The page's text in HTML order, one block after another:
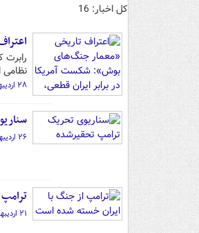
کل اخبار: 16
۲۸ اردیبهشت ۰۵ - ۰۸:۲۷
۲۶ اردیبهشت ۰۵ - ۰۳:۴۹
۲۱ اردیبهشت ۰۵ - ۱۳:۳۲